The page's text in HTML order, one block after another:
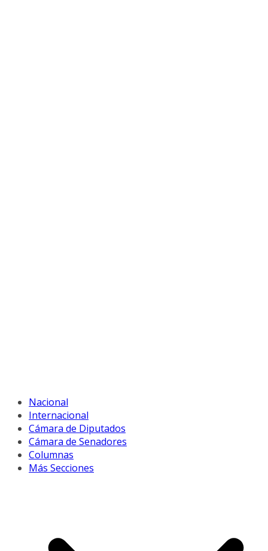
Nacional
Internacional
Cámara de Diputados
Cámara de Senadores
Columnas
Más Secciones